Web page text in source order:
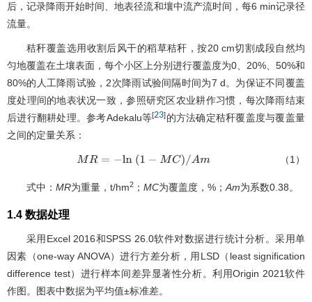
后，记录降雨开始时间、地表径流和壤中流产流时间，每6 min记录径
流量。
秸秆覆盖选用收割后风干的稻草秸秆，按20 cm切割成段自然均
匀地覆盖在土壤表面，每个小区上分别进行覆盖度为0、20%、50%和
80%的人工降雨试验，2次降雨试验间隔时间为7 d。为保证不同覆盖
度处理间的地表状况一致，参照研究区农业耕作习惯，每次降雨结束
后进行翻耕处理。参考Adekalu等[23]的方法确定秸秆覆盖度与覆盖量
之间的定量关系：
MR =-ln ( 1-MC )/Am （1）
式中： MR为重量，t/hm2 ； MC为覆盖度，%； Am为系数0.38。
1.4 数据处理
采用Excel 2016和SPSS 26.0软件对数据进行统计分析。采用单
因素（one-way ANOVA）进行方差分析，用LSD（least signification
difference test）进行样本间差异显著性分析。利用Origin 2021软件
作图。图表中数据为平均值±标准差。